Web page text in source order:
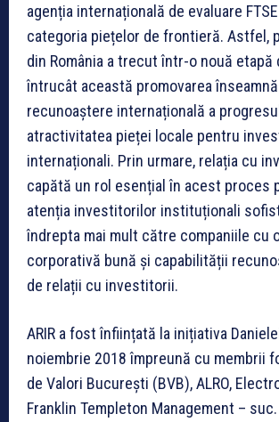
agenția internațională de evaluare
categoria piețelor de frontieră. Astfel,
din România a trecut într-o nouă etapă
întrucât această promovarea
recunoaștere internațională a
atractivitatea pieței locale pentru
internaționali. Prin urmare, relația cu
capătă un rol esențial în acest proces
atenția investitorilor instituționali
îndrepta mai mult către companiile cu
corporativă bună și capabilității
de relații cu investitorii.
ARIR a fost înființată la inițiativa
noiembrie 2018 împreună cu membrii
de Valori București (BVB), ALRO,
Franklin Templeton Management –